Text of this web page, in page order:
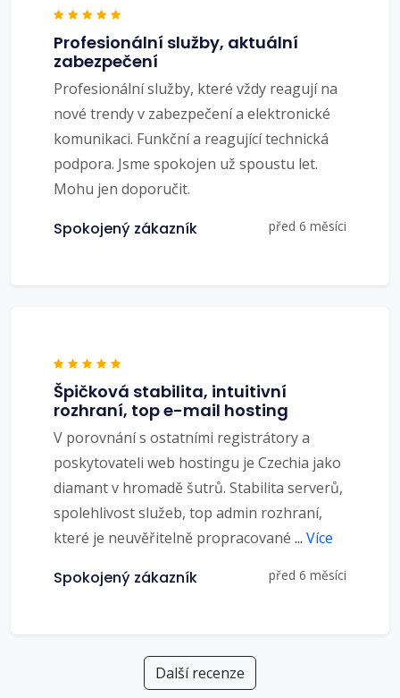
Profesionální služby, aktuální
zabezpečení
Profesionální služby, které vždy reagují na
nové trendy v zabezpečení a elektronické
komunikaci. Funkční a reagující technická
podpora. Jsme spokojen už spoustu let.
Mohu jen doporučit.
Spokojený zákazník před 6 měsíci
Špičková stabilita, intuitivní
rozhraní, top e-mail hosting
V porovnání s ostatními registrátory a
poskytovateli web hostingu je Czechia jako
diamant v hromadě šutrů. Stabilita serverů,
spolehlivost služeb, top admin rozhraní,
které je neuvěřitelně propracované ... Více
Spokojený zákazník před 6 měsíci
Další recenze